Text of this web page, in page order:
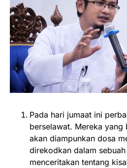
Pada hari jumaat ini
berselawat. Mereka yang
akan diampunkan dosa
direkodkan dalam
menceritakan tentang